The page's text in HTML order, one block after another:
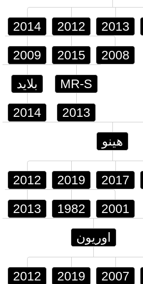
2014 2012 2013
2009 2015 2008
بلايد
2014
MR-S
2013
هينو
2012 2019 2017
2013 1982 2001
اوريون
2012 2019 2007